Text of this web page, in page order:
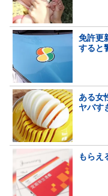
免許更
すると
ある女
ヤバす
もらえ